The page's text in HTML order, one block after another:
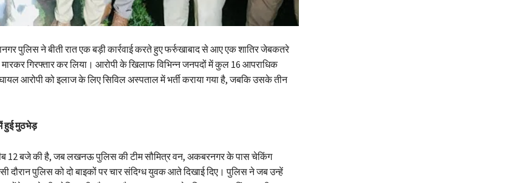
पुलिस ने बीती रात एक बड़ी कार्रवाई करते हुए फर्रुखाबाद से आए एक शातिर जेबकतरे
गिरफ्तार कर लिया। आरोपी के खिलाफ विभिन्न जनपदों में कुल 16 आपराधिक
आरोपी को इलाज के लिए सिविल अस्पताल में भर्ती कराया गया है, जबकि उसके तीन
हुई मुठभेड़
12 बजे की है, जब लखनऊ पुलिस की टीम सौमित्र वन, अकबरनगर के पास चेकिंग
दौरान पुलिस को दो बाइकों पर चार संदिग्ध युवक आते दिखाई दिए। पुलिस ने जब उन्हें